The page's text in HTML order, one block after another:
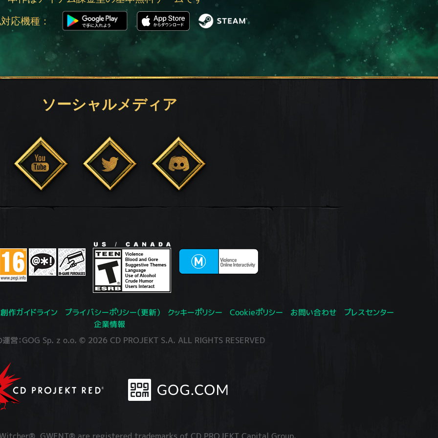
応機種：
ソーシャルメディア
作ガイドライン プライバシーポリシー（更新） クッキーポリシー Cookieポリシー お問い合わせ
プレスセンター
企業情報
運営：GOG Sp. z o.o. © 2026 CD PROJEKT S.A. ALL RIGHTS RESERVED